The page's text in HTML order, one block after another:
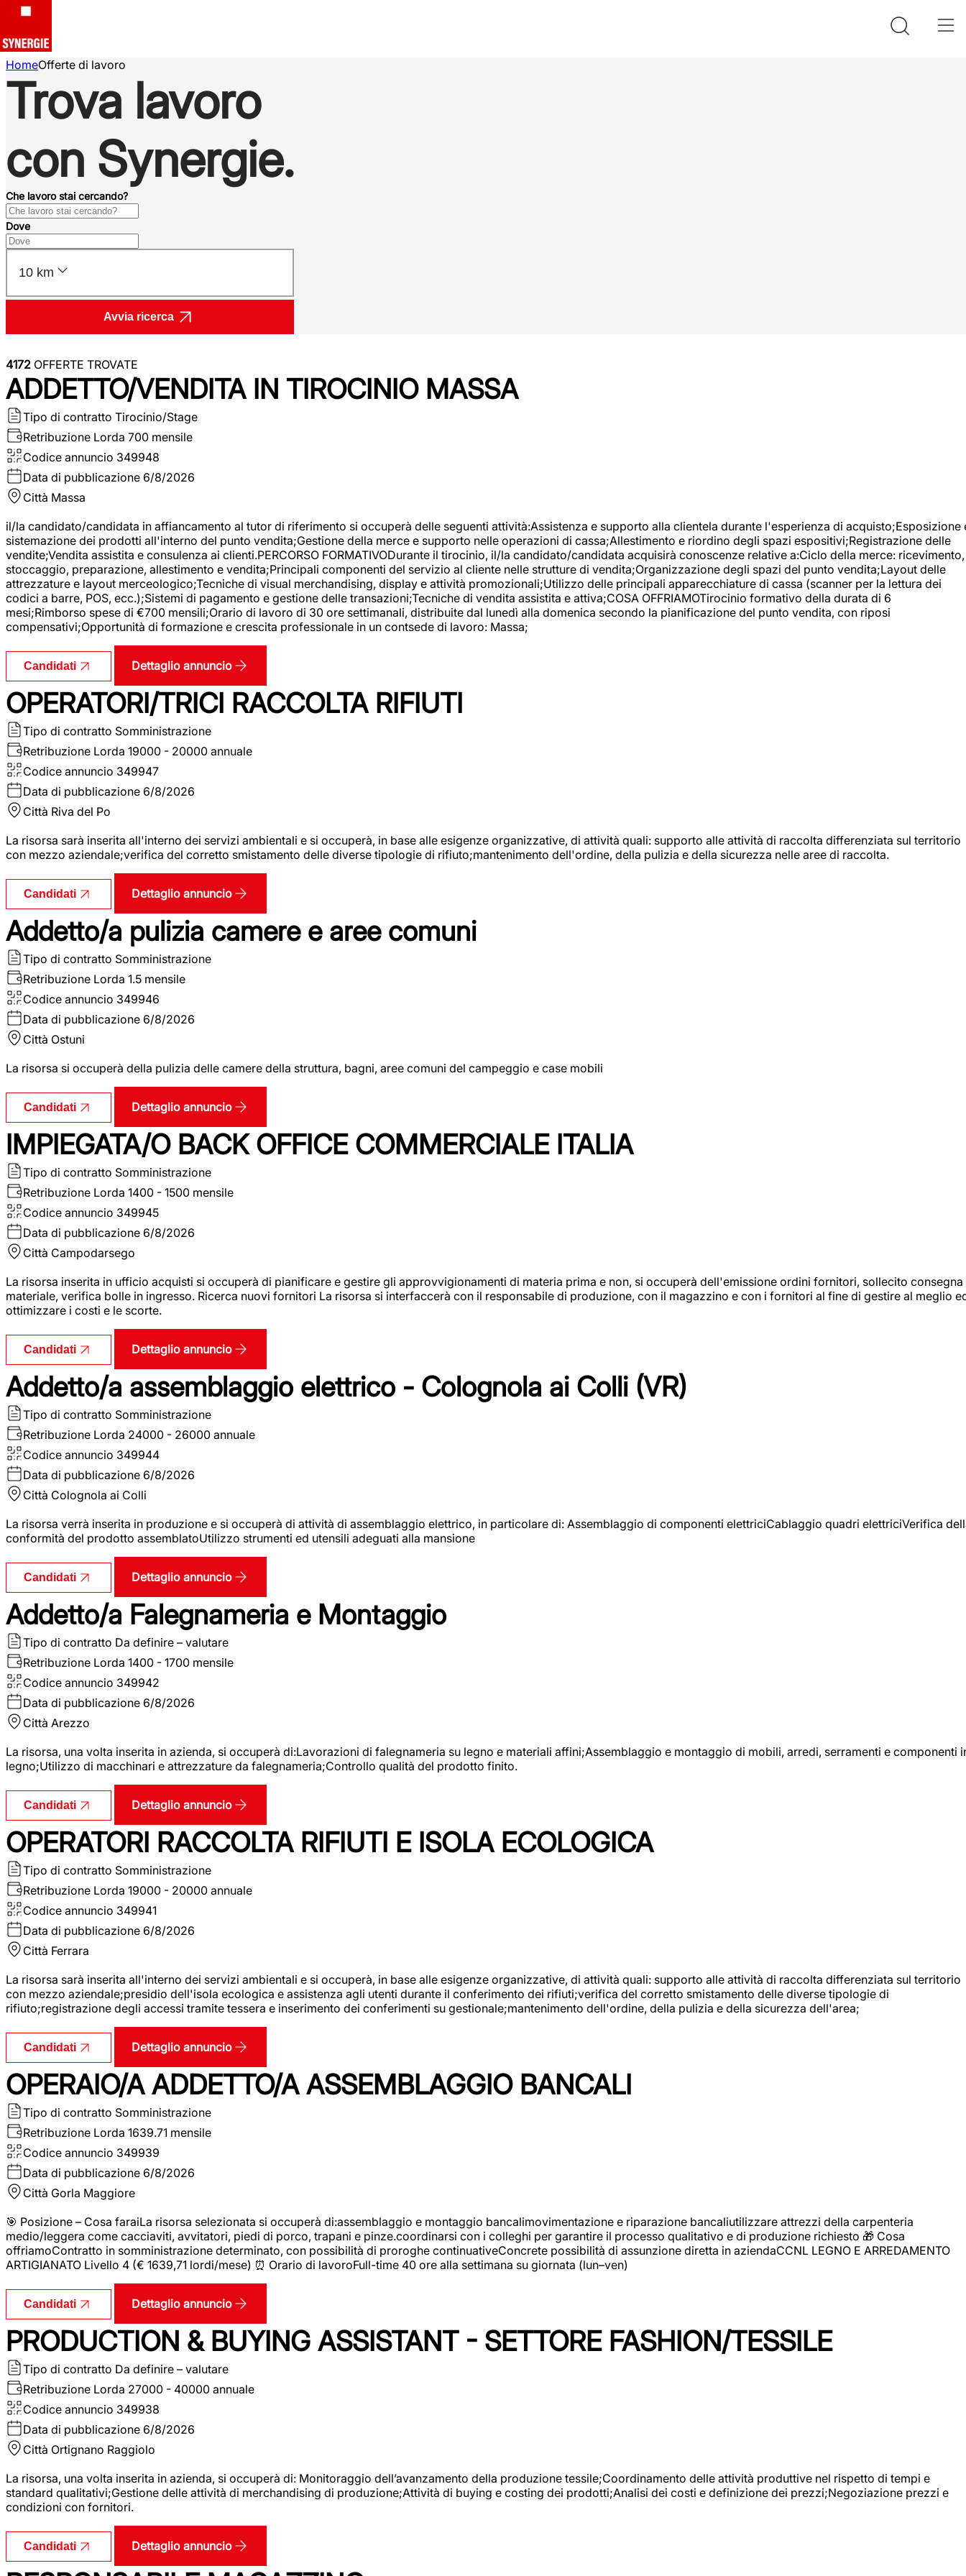
HomeOfferte di lavoro
Trova lavoro
con Synergie.
Che lavoro stai cercando?
Dove
10 km
Avvia ricerca
4172 OFFERTE TROVATE
ADDETTO/VENDITA IN TIROCINIO MASSA
Tipo di contratto Tirocinio/Stage
Retribuzione Lorda 700 mensile
Codice annuncio 349948
Data di pubblicazione 6/8/2026
Città Massa
il/la candidato/candidata in affiancamento al tutor di riferimento si occuperà delle seguenti attività:Assistenza e supporto alla clientela durante l'esperienza di acquisto;Esposizione
sistemazione dei prodotti all'interno del punto vendita;Gestione della merce e supporto nelle operazioni di cassa;Allestimento e riordino degli spazi espositivi;Registrazione delle
vendite;Vendita assistita e consulenza ai clienti.PERCORSO FORMATIVODurante il tirocinio, il/la candidato/candidata acquisirà conoscenze relative a:Ciclo della merce: ricevimento,
stoccaggio, preparazione, allestimento e vendita;Principali componenti del servizio al cliente nelle strutture di vendita;Organizzazione degli spazi del punto vendita;Layout delle
attrezzature e layout merceologico;Tecniche di visual merchandising, display e attività promozionali;Utilizzo delle principali apparecchiature di cassa (scanner per la lettura dei
codici a barre, POS, ecc.);Sistemi di pagamento e gestione delle transazioni;Tecniche di vendita assistita e attiva;COSA OFFRIAMOTirocinio formativo della durata di 6
mesi;Rimborso spese di €700 mensili;Orario di lavoro di 30 ore settimanali, distribuite dal lunedì alla domenica secondo la pianificazione del punto vendita, con riposi
compensativi;Opportunità di formazione e crescita professionale in un contsede di lavoro: Massa;
Candidati Dettaglio annuncio
OPERATORI/TRICI RACCOLTA RIFIUTI
Tipo di contratto Somministrazione
Retribuzione Lorda 19000 - 20000 annuale
Codice annuncio 349947
Data di pubblicazione 6/8/2026
Città Riva del Po
La risorsa sarà inserita all'interno dei servizi ambientali e si occuperà, in base alle esigenze organizzative, di attività quali: supporto alle attività di raccolta differenziata sul territorio
con mezzo aziendale;verifica del corretto smistamento delle diverse tipologie di rifiuto;mantenimento dell'ordine, della pulizia e della sicurezza nelle aree di raccolta.
Candidati Dettaglio annuncio
Addetto/a pulizia camere e aree comuni
Tipo di contratto Somministrazione
Retribuzione Lorda 1.5 mensile
Codice annuncio 349946
Data di pubblicazione 6/8/2026
Città Ostuni
La risorsa si occuperà della pulizia delle camere della struttura, bagni, aree comuni del campeggio e case mobili
Candidati Dettaglio annuncio
IMPIEGATA/O BACK OFFICE COMMERCIALE ITALIA
Tipo di contratto Somministrazione
Retribuzione Lorda 1400 - 1500 mensile
Codice annuncio 349945
Data di pubblicazione 6/8/2026
Città Campodarsego
La risorsa inserita in ufficio acquisti si occuperà di pianificare e gestire gli approvvigionamenti di materia prima e non, si occuperà dell'emissione ordini fornitori, sollecito consegna
materiale, verifica bolle in ingresso. Ricerca nuovi fornitori La risorsa si interfaccerà con il responsabile di produzione, con il magazzino e con i fornitori al fine di gestire al meglio
ottimizzare i costi e le scorte.
Candidati Dettaglio annuncio
Addetto/a assemblaggio elettrico - Colognola ai Colli (VR)
Tipo di contratto Somministrazione
Retribuzione Lorda 24000 - 26000 annuale
Codice annuncio 349944
Data di pubblicazione 6/8/2026
Città Colognola ai Colli
La risorsa verrà inserita in produzione e si occuperà di attività di assemblaggio elettrico, in particolare di: Assemblaggio di componenti elettriciCablaggio quadri elettriciVerifica
conformità del prodotto assemblatoUtilizzo strumenti ed utensili adeguati alla mansione
Candidati Dettaglio annuncio
Addetto/a Falegnameria e Montaggio
Tipo di contratto Da definire – valutare
Retribuzione Lorda 1400 - 1700 mensile
Codice annuncio 349942
Data di pubblicazione 6/8/2026
Città Arezzo
La risorsa, una volta inserita in azienda, si occuperà di:Lavorazioni di falegnameria su legno e materiali affini;Assemblaggio e montaggio di mobili, arredi, serramenti e componenti
legno;Utilizzo di macchinari e attrezzature da falegnameria;Controllo qualità del prodotto finito.
Candidati Dettaglio annuncio
OPERATORI RACCOLTA RIFIUTI E ISOLA ECOLOGICA
Tipo di contratto Somministrazione
Retribuzione Lorda 19000 - 20000 annuale
Codice annuncio 349941
Data di pubblicazione 6/8/2026
Città Ferrara
La risorsa sarà inserita all'interno dei servizi ambientali e si occuperà, in base alle esigenze organizzative, di attività quali: supporto alle attività di raccolta differenziata sul territorio
con mezzo aziendale;presidio dell'isola ecologica e assistenza agli utenti durante il conferimento dei rifiuti;verifica del corretto smistamento delle diverse tipologie di
rifiuto;registrazione degli accessi tramite tessera e inserimento dei conferimenti su gestionale;mantenimento dell'ordine, della pulizia e della sicurezza dell'area;
Candidati Dettaglio annuncio
OPERAIO/A ADDETTO/A ASSEMBLAGGIO BANCALI
Tipo di contratto Somministrazione
Retribuzione Lorda 1639.71 mensile
Codice annuncio 349939
Data di pubblicazione 6/8/2026
Città Gorla Maggiore
🎯 Posizione – Cosa faraiLa risorsa selezionata si occuperà di:assemblaggio e montaggio bancalimovimentazione e riparazione bancaliutilizzare attrezzi della carpenteria
medio/leggera come cacciaviti, avvitatori, piedi di porco, trapani e pinze.coordinarsi con i colleghi per garantire il processo qualitativo e di produzione richiesto 🎁 Cosa
offriamoContratto in somministrazione determinato, con possibilità di proroghe continuativeConcrete possibilità di assunzione diretta in aziendaCCNL LEGNO E ARREDAMENTO
ARTIGIANATO Livello 4 (€ 1639,71 lordi/mese) ⏰ Orario di lavoroFull-time 40 ore alla settimana su giornata (lun–ven)
Candidati Dettaglio annuncio
PRODUCTION & BUYING ASSISTANT - SETTORE FASHION/TESSILE
Tipo di contratto Da definire – valutare
Retribuzione Lorda 27000 - 40000 annuale
Codice annuncio 349938
Data di pubblicazione 6/8/2026
Città Ortignano Raggiolo
La risorsa, una volta inserita in azienda, si occuperà di: Monitoraggio dell’avanzamento della produzione tessile;Coordinamento delle attività produttive nel rispetto di tempi e
standard qualitativi;Gestione delle attività di merchandising di produzione;Attività di buying e costing dei prodotti;Analisi dei costi e definizione dei prezzi;Negoziazione prezzi e
condizioni con fornitori.
Candidati Dettaglio annuncio